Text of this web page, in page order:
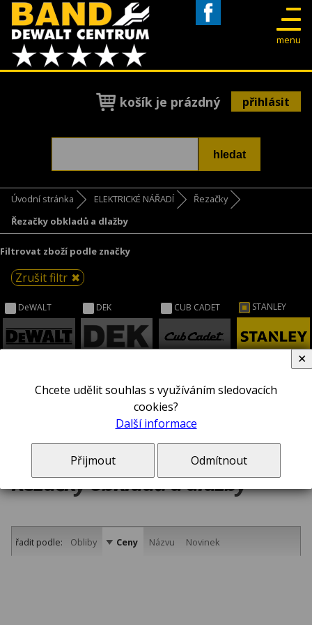
menu
košík je prázdný přihlásit
Úvodní stránka ELEKTRICKÉ NÁŘADÍ
Řezačky
Řezačky obkladů a dlažby
Filtrovat zboží podle značky
Zrušit filtr
DeWALT DEK CUB CADET STANLEY
Řezačky obkladů a dlažby
řadit podle: Obliby Ceny Názvu Novinek
Chcete udělit souhlas s využíváním sledovacích
cookies?
Další informace
Přijmout Odmítnout
✕